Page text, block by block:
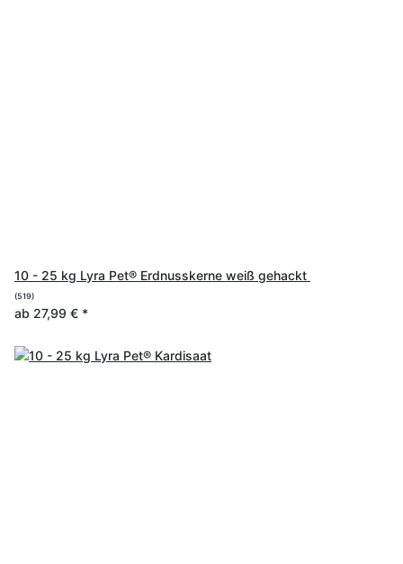
10 - 25 kg Lyra Pet® Erdnusskerne weiß gehackt
(519)
ab 27,99 € *